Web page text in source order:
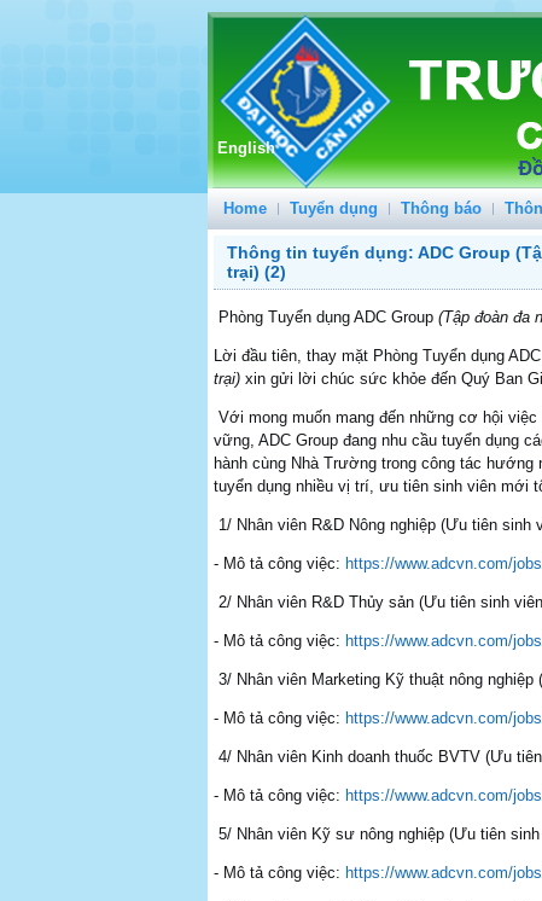
English
Home Tuyển dụng Thông báo
Thông tin tuyển dụng: ADC Group
trại) (2)
Phòng Tuyển dụng ADC Group (Tập đoàn đa
Lời đầu tiên, thay mặt Phòng Tuyển dụng
trại) xin gửi lời chúc sức khỏe đến Quý Ban
Với mong muốn mang đến những cơ hội
vững, ADC Group đang nhu cầu tuyển dụng
hành cùng Nhà Trường trong công tác hướng
tuyển dụng nhiều vị trí, ưu tiên sinh viên mới
1/ Nhân viên R&D Nông nghiệp (Ưu tiên
- Mô tả công việc: https://www.adcvn.com/
2/ Nhân viên R&D Thủy sản (Ưu tiên sinh
- Mô tả công việc: https://www.adcvn.com/
3/ Nhân viên Marketing Kỹ thuật nông
- Mô tả công việc: https://www.adcvn.com/
4/ Nhân viên Kinh doanh thuốc BVTV (Ưu
- Mô tả công việc: https://www.adcvn.com/
5/ Nhân viên Kỹ sư nông nghiệp (Ưu tiên
- Mô tả công việc: https://www.adcvn.com/